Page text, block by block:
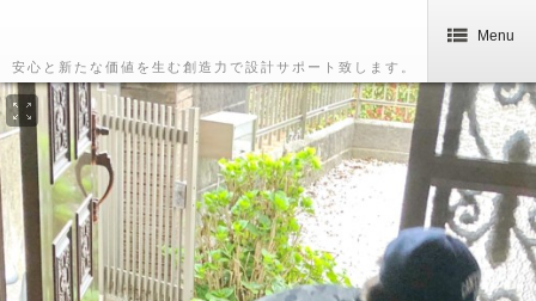
安心と新たな価値を生む創造力で設計サポート致します。
Menu